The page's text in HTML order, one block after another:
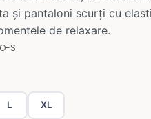
și pantaloni scurți cu
de relaxare.
S
L XL